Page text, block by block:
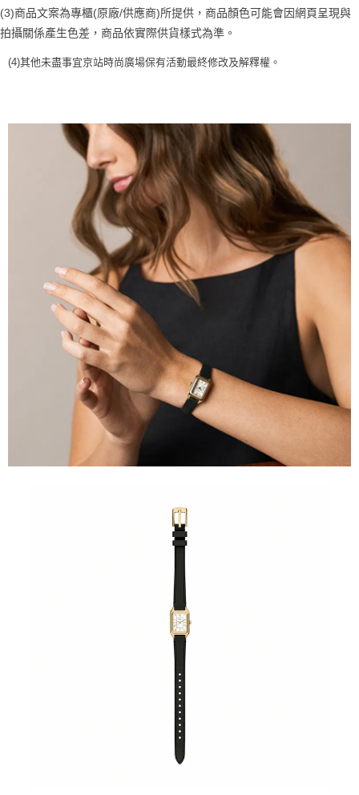
https://aftee.tw/terms/#terms3
３．未成年的使用者請事先徵得法定代理人或監護人之同意方可使用
「AFTEE先享後付」，若未經同意申辦者引起之損失，本公司不負相關責
４．使用「AFTEE先享後付」時，將依據個別帳號之用戶狀況，依本公司即
恩沛科技股份有限公司將有權停止該用戶之使用額度並採取法律行動。
(3)商品文案為專櫃(原廠/供應商)所提供，商品顏色可能會因網頁呈現與
拍攝關係產生色差，商品依實際供貨樣式為準。
(4)其他未盡事宜京站時尚廣場保有活動最終修改及解釋權。